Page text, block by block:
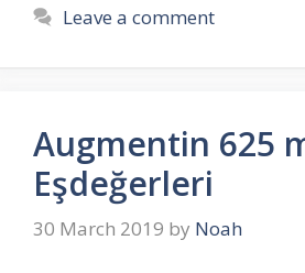
Leave a comment
Augmentin 625
Eşdeğerleri
30 March 2019 by Noah